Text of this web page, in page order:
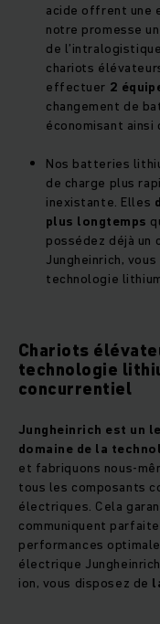
acide offrent une
notre promesse
de
chariots
effectuer 2
changement de
économisant
Nos batteries
de charge plus
inexistante. Elles
plus longtemps
possédez déjà
Jungheinrich,
technologie
Chariots
technologie
concurrentiel
Jungheinrich est un
domaine de la
et fabriquons nous-
tous les composants
électriques. Cela
communiquent
performances
électrique
ion, vous disposez de